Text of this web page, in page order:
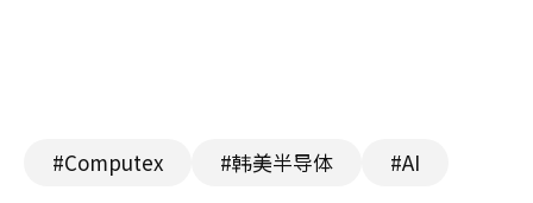
#Computex #韩美半导体 #AI